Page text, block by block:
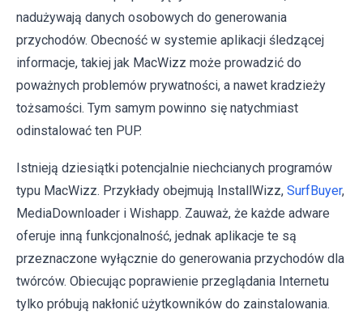
nadużywają danych osobowych do generowania
przychodów. Obecność w systemie aplikacji śledzącej
informacje, takiej jak MacWizz może prowadzić do
poważnych problemów prywatności, a nawet kradzieży
tożsamości. Tym samym powinno się natychmiast
odinstalować ten PUP.
Istnieją dziesiątki potencjalnie niechcianych programów
typu MacWizz. Przykłady obejmują InstallWizz, SurfBuyer,
MediaDownloader i Wishapp. Zauważ, że każde adware
oferuje inną funkcjonalność, jednak aplikacje te są
przeznaczone wyłącznie do generowania przychodów dla
twórców. Obiecując poprawienie przeglądania Internetu
tylko próbują nakłonić użytkowników do zainstalowania.